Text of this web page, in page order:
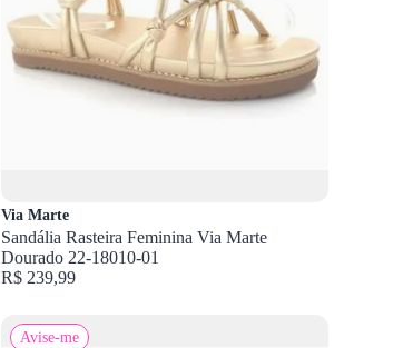
Via Marte
Sandália Rasteira Feminina Via Marte
Dourado 22-18010-01
R$ 239,99
Avise-me